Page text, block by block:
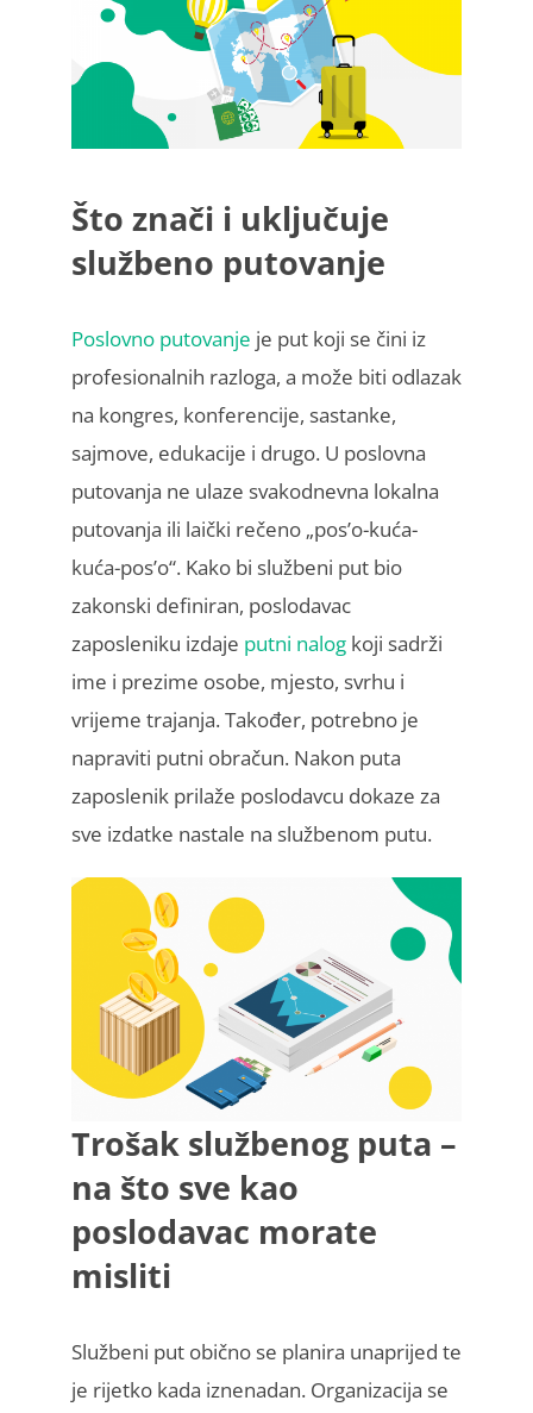
Što znači i uključuje
službeno putovanje
Poslovno putovanje je put koji se čini iz
profesionalnih razloga, a može biti odlazak
na kongres, konferencije, sastanke,
sajmove, edukacije i drugo. U poslovna
putovanja ne ulaze svakodnevna lokalna
putovanja ili laički rečeno „pos’o-kuća-
kuća-pos’o“. Kako bi službeni put bio
zakonski definiran, poslodavac
zaposleniku izdaje putni nalog koji sadrži
ime i prezime osobe, mjesto, svrhu i
vrijeme trajanja. Također, potrebno je
napraviti putni obračun. Nakon puta
zaposlenik prilaže poslodavcu dokaze za
sve izdatke nastale na službenom putu.
Trošak službenog puta –
na što sve kao
poslodavac morate
misliti
Službeni put obično se planira unaprijed te
je rijetko kada iznenadan. Organizacija se